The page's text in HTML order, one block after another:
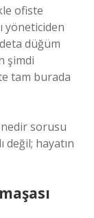
ofiste
yöneticiden
düğüm
şimdi
tam burada
nedir sorusu
değil; hayatın